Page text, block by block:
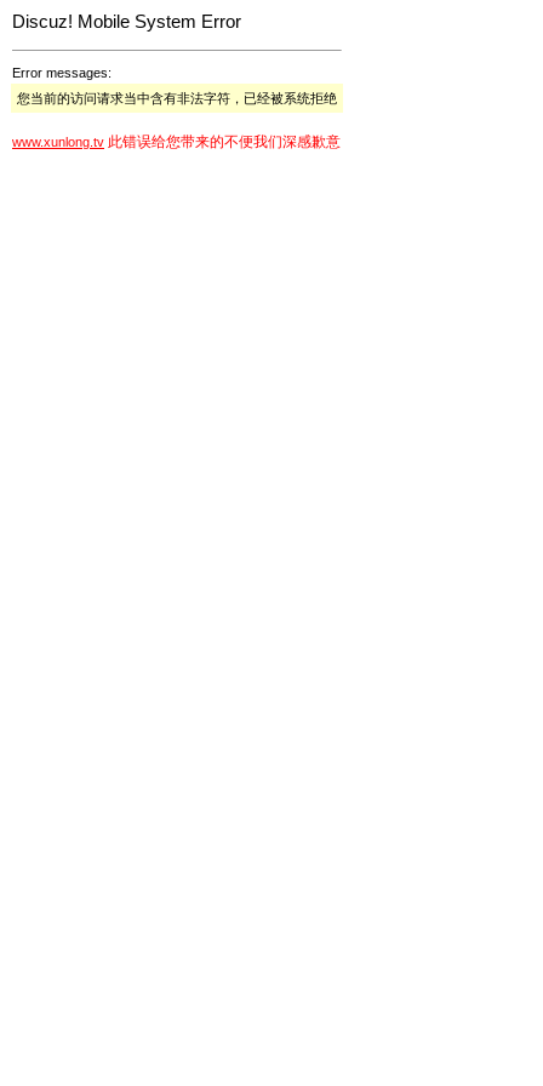
Discuz! Mobile System Error
Error messages:
您当前的访问请求当中含有非法字符，已经被系统拒绝
www.xunlong.tv 此错误给您带来的不便我们深感歉意